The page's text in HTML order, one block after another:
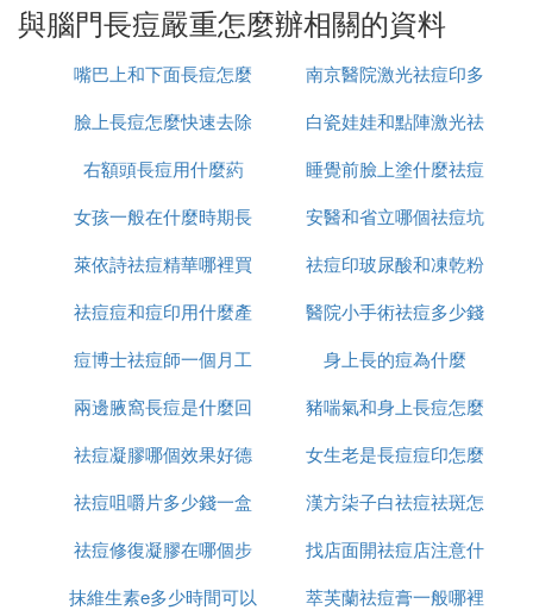
有很多人認為，年輕時長青春痘沒關系，只要青春期
一過，皮膚自然恢復原樣，這個錯誤觀念不知誤了多
少青春肌膚！事實上，痘印一旦形成，便在臉上留下
永久的痕跡，因此皮膚科醫師一再強調，所有治療方
法，都比不上從源頭「抗痘」來得有效銷宏搏。
額頭老是反復長痘痘怎麼辦2
候就是預防痘印最好的時候，這個時候千萬不要擠壓
痘痘，可以使用抗痘和控油的護膚品進行護理。如果
青春痘已經得到很大程度的解決，可以使用一些護膚
精華素，可以調理膚色均勻，消除暗沉。
青春痘即使是痊癒了同樣也會留下疤痕的情況，這主
色素的沉澱殘留，然而青春痘的痕跡有時候會變成黑
斑，為了防止這種現象產生，可以內服維生素E、維
生素C、膠原蛋白 等，可以促進代謝、抑制黑色素生
與腦門長痘嚴重怎麼辦相關的資料
嘴巴上和下面長痘怎麼
治
南京醫院激光祛痘印多
少錢
臉上長痘怎麼快速去除
白瓷娃娃和點陣激光祛
痘印哪個好
右額頭長痘用什麼葯
睡覺前臉上塗什麼祛痘
印
女孩一般在什麼時期長
痘
安醫和省立哪個祛痘坑
痘印好
萊依詩祛痘精華哪裡買
祛痘印玻尿酸和凍乾粉
哪個好
祛痘痘和痘印用什麼產
品
醫院小手術祛痘多少錢
一次
痘博士祛痘師一個月工
資多少
身上長的痘為什麼
兩邊腋窩長痘是什麼回
事
豬喘氣和身上長痘怎麼
治療
祛痘凝膠哪個效果好德
國
女生老是長痘痘印怎麼
辦
祛痘咀嚼片多少錢一盒
漢方柒子白祛痘祛斑怎
麼樣
祛痘修復凝膠在哪個步
驟使用
找店面開祛痘店注意什
麼
抹維生素e多少時間可以
萃芙蘭祛痘膏一般哪裡